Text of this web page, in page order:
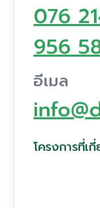
076
956
อีเมล
โครงการที่เ